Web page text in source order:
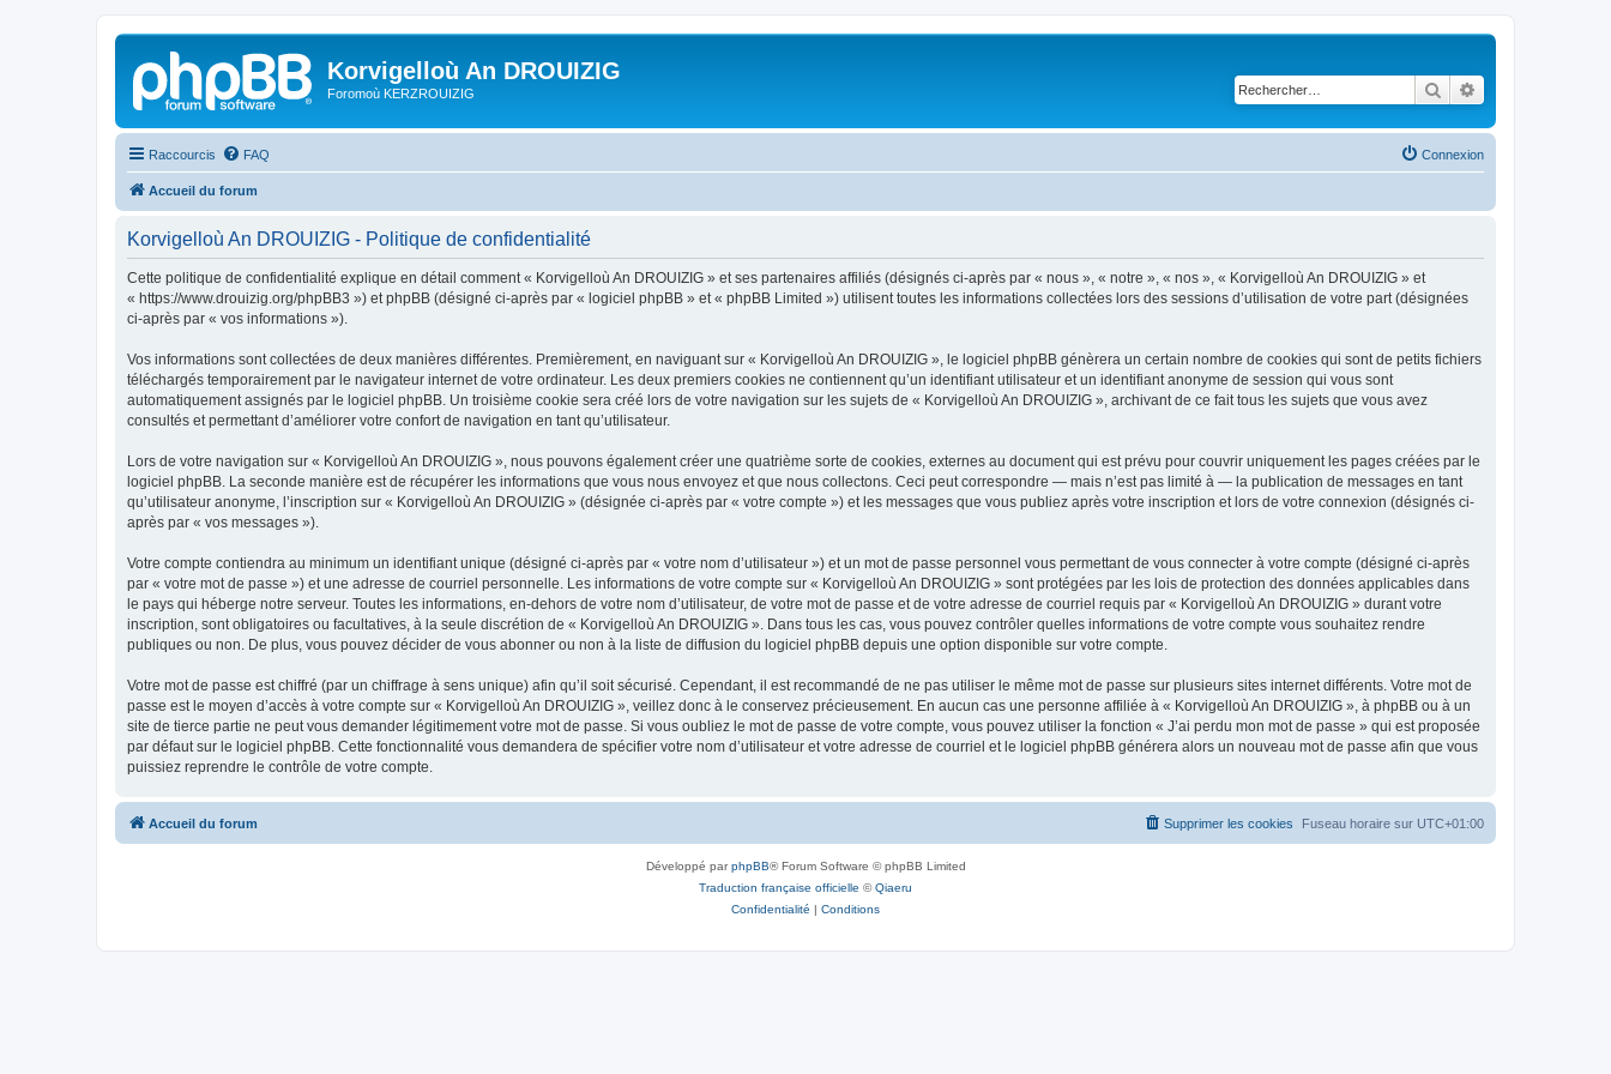
Korvigelloù An DROUIZIG
Foromoù KERZROUIZIG Rechercher
Raccourcis FAQ Connexion
Accueil du forum
Korvigelloù An DROUIZIG - Politique de confidentialité
Cette politique de confidentialité explique en détail comment « Korvigelloù An DROUIZIG » et ses partenaires affiliés (désignés ci-après par « nous », « notre », « nos », « Korvigelloù An DROUIZIG » et
« https://www.drouizig.org/phpBB3 ») et phpBB (désigné ci-après par « logiciel phpBB » et « phpBB Limited ») utilisent toutes les informations collectées lors des sessions d’utilisation de votre part (désignées
ci-après par « vos informations »).
Vos informations sont collectées de deux manières différentes. Premièrement, en naviguant sur « Korvigelloù An DROUIZIG », le logiciel phpBB génèrera un certain nombre de cookies qui sont de petits fichiers
téléchargés temporairement par le navigateur internet de votre ordinateur. Les deux premiers cookies ne contiennent qu’un identifiant utilisateur et un identifiant anonyme de session qui vous sont
automatiquement assignés par le logiciel phpBB. Un troisième cookie sera créé lors de votre navigation sur les sujets de « Korvigelloù An DROUIZIG », archivant de ce fait tous les sujets que vous avez
consultés et permettant d’améliorer votre confort de navigation en tant qu’utilisateur.
Lors de votre navigation sur « Korvigelloù An DROUIZIG », nous pouvons également créer une quatrième sorte de cookies, externes au document qui est prévu pour couvrir uniquement les pages créées par le
logiciel phpBB. La seconde manière est de récupérer les informations que vous nous envoyez et que nous collectons. Ceci peut correspondre — mais n’est pas limité à — la publication de messages en tant
qu’utilisateur anonyme, l’inscription sur « Korvigelloù An DROUIZIG » (désignée ci-après par « votre compte ») et les messages que vous publiez après votre inscription et lors de votre connexion (désignés ci-
après par « vos messages »).
Votre compte contiendra au minimum un identifiant unique (désigné ci-après par « votre nom d’utilisateur ») et un mot de passe personnel vous permettant de vous connecter à votre compte (désigné ci-après
par « votre mot de passe ») et une adresse de courriel personnelle. Les informations de votre compte sur « Korvigelloù An DROUIZIG » sont protégées par les lois de protection des données applicables dans
le pays qui héberge notre serveur. Toutes les informations, en-dehors de votre nom d’utilisateur, de votre mot de passe et de votre adresse de courriel requis par « Korvigelloù An DROUIZIG » durant votre
inscription, sont obligatoires ou facultatives, à la seule discrétion de « Korvigelloù An DROUIZIG ». Dans tous les cas, vous pouvez contrôler quelles informations de votre compte vous souhaitez rendre
publiques ou non. De plus, vous pouvez décider de vous abonner ou non à la liste de diffusion du logiciel phpBB depuis une option disponible sur votre compte.
Votre mot de passe est chiffré (par un chiffrage à sens unique) afin qu’il soit sécurisé. Cependant, il est recommandé de ne pas utiliser le même mot de passe sur plusieurs sites internet différents. Votre mot de
passe est le moyen d’accès à votre compte sur « Korvigelloù An DROUIZIG », veillez donc à le conservez précieusement. En aucun cas une personne affiliée à « Korvigelloù An DROUIZIG », à phpBB ou à un
site de tierce partie ne peut vous demander légitimement votre mot de passe. Si vous oubliez le mot de passe de votre compte, vous pouvez utiliser la fonction « J’ai perdu mon mot de passe » qui est proposée
par défaut sur le logiciel phpBB. Cette fonctionnalité vous demandera de spécifier votre nom d’utilisateur et votre adresse de courriel et le logiciel phpBB générera alors un nouveau mot de passe afin que vous
puissiez reprendre le contrôle de votre compte.
Accueil du forum Fuseau horaire sur UTC+01:00
Supprimer les cookies
Développé parphpBB® Forum Software © phpBB Limited
Traduction française officielle ©Qiaeru
Confidentialité | Conditions